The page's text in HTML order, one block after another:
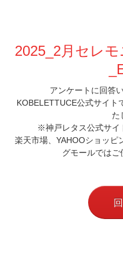
2025_2月セレ
アンケートに回答
KOBELETTUCE公式サイト
た
※神戸レタス公式サイ
楽天市場、YAHOOショッピ
グモールではご